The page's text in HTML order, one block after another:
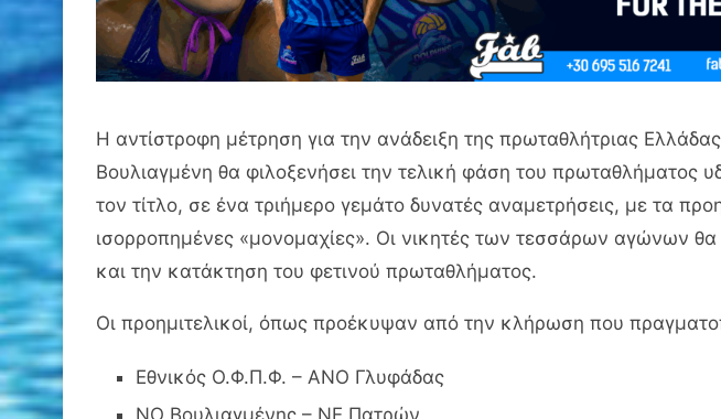
Η αντίστροφη μέτρηση για την ανάδειξη της πρωταθλήτριας
Βουλιαγμένη θα φιλοξενήσει την τελική φάση του πρωταθλήματος
τον τίτλο, σε ένα τριήμερο γεμάτο δυνατές αναμετρήσεις, με τα
ισορροπημένες «μονομαχίες». Οι νικητές των τεσσάρων αγώνων
και την κατάκτηση του φετινού πρωταθλήματος.
Οι προημιτελικοί, όπως προέκυψαν από την κλήρωση που
Εθνικός Ο.Φ.Π.Φ. – ΑΝΟ Γλυφάδας
ΝΟ Βουλιαγμένης – ΝΕ Πατρών